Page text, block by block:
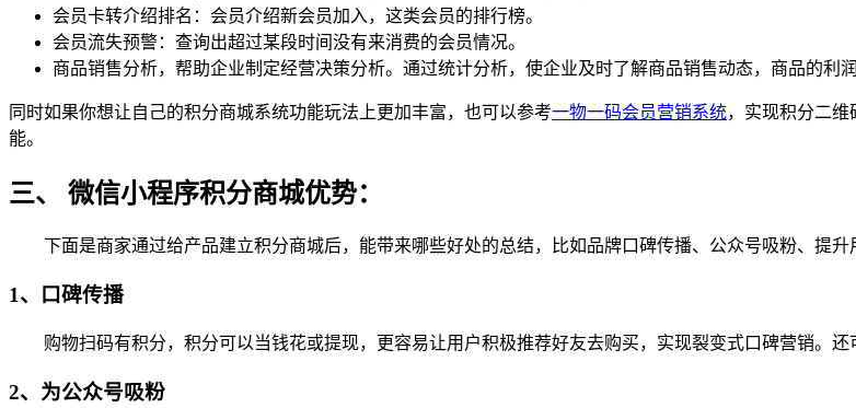
会员卡转介绍排名：会员介绍新会员加入，这类会员的排行榜。
会员流失预警：查询出超过某段时间没有来消费的会员情况。
商品销售分析，帮助企业制定经营决策分析。通过统计分析，使企业及时了解商品销售动态，商品的利
同时如果你想让自己的积分商城系统功能玩法上更加丰富，也可以参考一物一码会员营销系统，实现积分二
能。
三、 微信小程序积分商城优势：
下面是商家通过给产品建立积分商城后，能带来哪些好处的总结，比如品牌口碑传播、公众号吸粉、提升
1、口碑传播
购物扫码有积分，积分可以当钱花或提现，更容易让用户积极推荐好友去购买，实现裂变式口碑营销。还
2、为公众号吸粉